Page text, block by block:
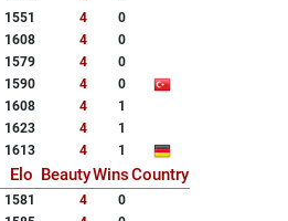
1551 4
0
1608 4
0
1579 4
0
1590 4
0
1608 4
1
1623 4
1
1613 4 1
Elo BeautyWinsCountry
1581 4
0